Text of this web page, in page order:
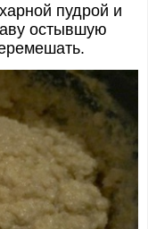
пудрой и
остывшую